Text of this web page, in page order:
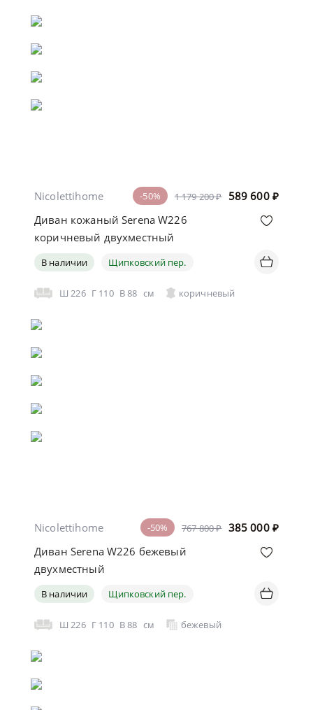
1 179 200 ₽ 589 600 ₽
-50%
Nicolettihome
Диван кожаный Serena W226
коричневый двухместный
В наличии Щипковский пер.
Ш 226 Г 110 В88 см коричневый
767 800 ₽ 385 000 ₽
-50%
Nicolettihome
Диван Serena W226 бежевый
двухместный
В наличии Щипковский пер.
Ш 226 Г 110 В88 см бежевый